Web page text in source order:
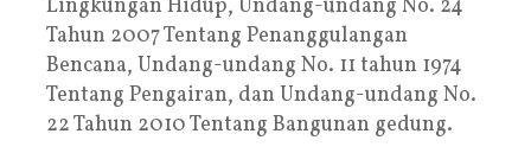
Lingkungan Hidup, Undang-undang No. 24
Tahun 2007 Tentang Penanggulangan
Bencana, Undang-undang No. 11 tahun 1974
Tentang Pengairan, dan Undang-undang No.
22 Tahun 2010 Tentang Bangunan gedung.